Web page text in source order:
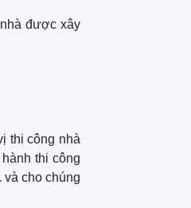
được xây
thi công nhà
thi công
và cho chúng